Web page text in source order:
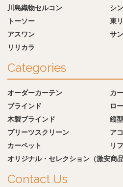
川島織物セルコン
シ
トーソー
東リ
アスワン
サ
リリカラ
Categories
オーダーカーテン
カ
ブラインド
ロ
木製ブラインド
縦
プリーツスクリーン
ア
カーペット
リ
オリジナル・セレクション（激安商品
Contact Us